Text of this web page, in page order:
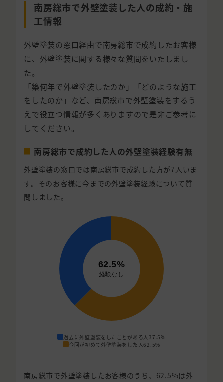
南房総市で外壁塗装した人の成約・施
工情報
外壁塗装の窓口経由で南房総市で成約したお客様
に、外壁塗装に関する様々な質問をいたしまし
た。
「築何年で外壁塗装したのか」「どのような施工
をしたのか」など、南房総市で外壁塗装をするう
えで役立つ情報が多くありますので是非ご参考に
してください。
南房総市で成約した人の外壁塗装経験有無
外壁塗装の窓口では南房総市で成約した方が7人いま
す。そのお客様に今までの外壁塗装経験について質
問しました。
過去に外壁塗装をしたことがある人 37.5%
今回が初めて外壁塗装をした人62.5%
南房総市で外壁塗装したお客様のうち、62.5%は外